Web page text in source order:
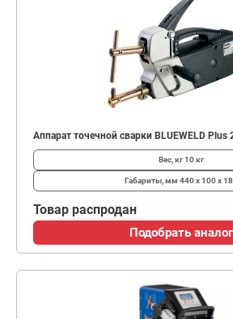
Аппарат точечной сварки BLUEWELD Plus
Вес, кг10 кг
Габариты, мм 440 x 100 x
Товар распродан
Подобрать аналог